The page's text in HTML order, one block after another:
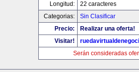
Longitud:
22 caracteres
Categorias:
Sin Clasificar
Precio:
Realizar una oferta!
Visitar!
Serán consideradas